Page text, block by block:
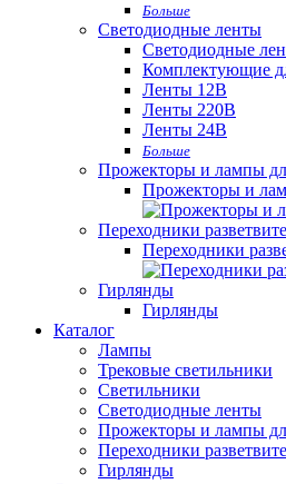
Больше
Светодиодные ленты
Светодиодные
Комплектующие
Ленты 12В
Ленты 220В
Ленты 24В
Больше
Прожекторы и лампы
Прожекторы и
Переходники
Переходники
Гирлянды
Гирлянды
Каталог
Лампы
Трековые светильники
Светильники
Светодиодные ленты
Прожекторы и лампы
Переходники
Гирлянды